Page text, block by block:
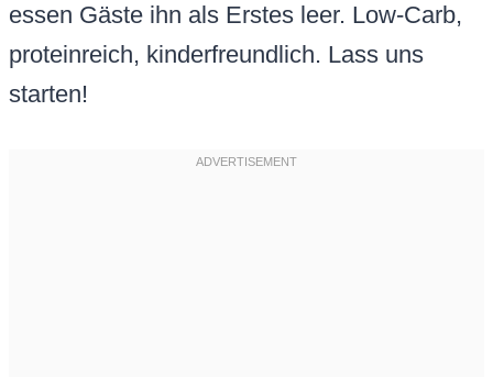
essen Gäste ihn als Erstes leer. Low-Carb,
proteinreich, kinderfreundlich. Lass uns
starten!